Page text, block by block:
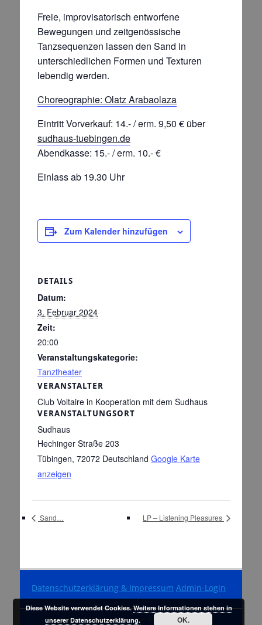
Freie, improvisatorisch entworfene
Bewegungen und zeitgenössische
Tanzsequenzen lassen den Sand in
unterschiedlichen Formen und Texturen
lebendig werden.
Choreographie: Olatz Arabaolaza
Eintritt Vorverkauf: 14.- / erm. 9,50 € über
sudhaus-tuebingen.de
Abendkasse: 15.- / erm. 10.- €
Einlass ab 19.30 Uhr
Zum Kalender hinzufügen
DETAILS
Datum:
3. Februar 2024
Zeit:
20:00
Veranstaltungskategorie:
Tanztheater
VERANSTALTUNGSORT
Sudhaus
Hechinger Straße 203
Tübingen, 72072 Deutschland Google Karte
anzeigen
VERANSTALTER
Club Voltaire in Kooperation mit dem Sudhaus
Sand… LP – Listening Pleasures
Datenschutzerklärung & Impressum Admin-Login
Copyright © 2026Club Voltaire Tübingen . Alle Rechte
Diese Website verwendet Cookies.Weitere Informationen stehen in
unserer Datenschutzerklärung.
OK.